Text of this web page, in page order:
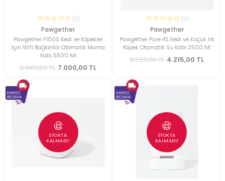
(0)
Pawgether
Pawgether F100S Kedi ve Köpekler
İçin Wifi Bağlantılı Otomatik Mama
Kabı 5500 Ml
8.960,00 TL 7.000,00 TL
(0)
Pawgether
Pawgether Pure 4S Kedi ve Küçük Irk
Köpek Otomatik Su Kabı 2500 Ml
6.020,00 TL 4.215,00 TL
STOKTA
KALMADI!
STOKTA
KALMADI!